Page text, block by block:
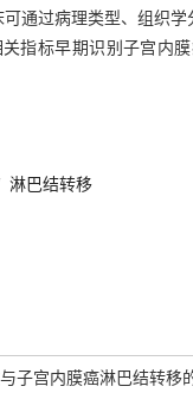
通过病理类型、组织
关指标早期识别子宫
淋巴结转移
子宫内膜癌淋巴结转移